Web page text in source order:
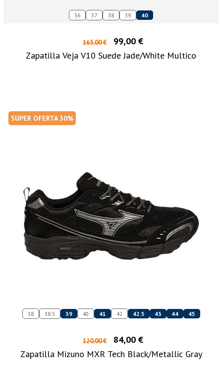
36 37 38 39 40
165,00 €
99,00 €
Zapatilla Veja V10 Suede Jade/White Multico
SUPER OFERTA 30%
38 38.5 39 40 41 42 42.5 43 44 45
120,00 €
84,00 €
Zapatilla Mizuno MXR Tech Black/Metallic Gray